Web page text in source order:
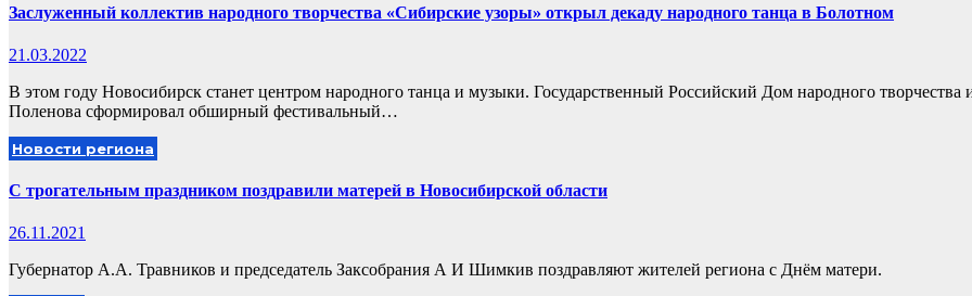
Заслуженный коллектив народного творчества «Сибирские узоры» открыл декаду народного танца в Болотном
21.03.2022
В этом году Новосибирск станет центром народного танца и музыки. Государственный Российский Дом народного творчества
Поленова сформировал обширный фестивальный…
Новости региона
С трогательным праздником поздравили матерей в Новосибирской области
26.11.2021
Губернатор А.А. Травников и председатель Заксобрания А И Шимкив поздравляют жителей региона с Днём матери.